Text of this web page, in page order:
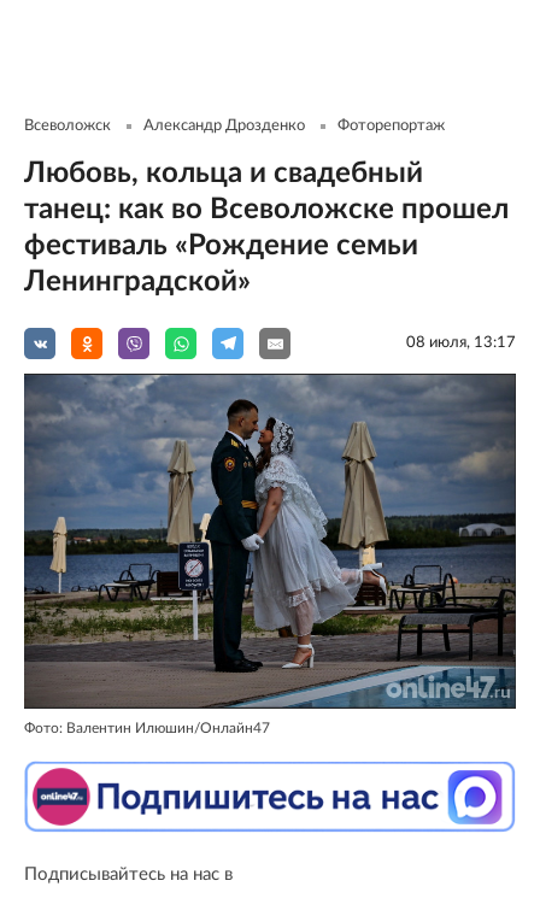
Всеволожск Александр Дрозденко Фоторепортаж
Любовь, кольца и свадебный
танец: как во Всеволожске прошел
фестиваль «Рождение семьи
Ленинградской»
08 июля, 13:17
Фото: Валентин Илюшин/Онлайн47
Подписывайтесь на нас в